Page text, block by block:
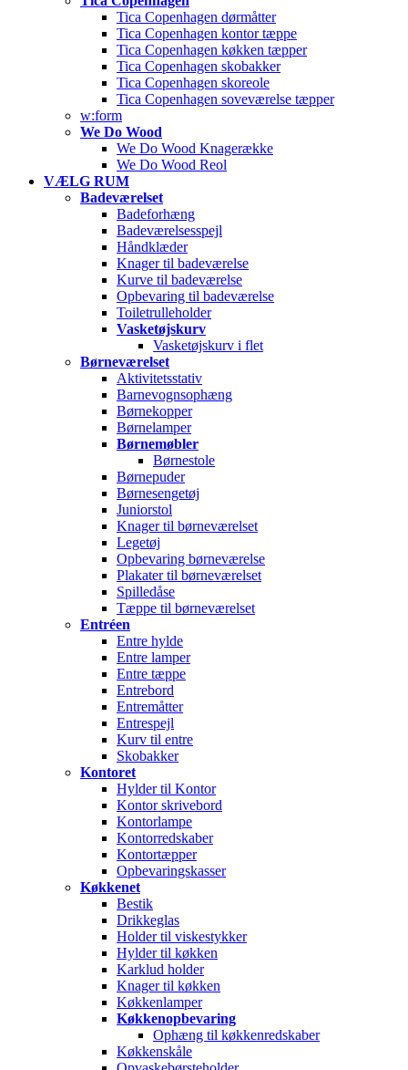
Tica Copenhagen dørmåtter
Tica Copenhagen kontor tæppe
Tica Copenhagen køkken tæpper
Tica Copenhagen skobakker
Tica Copenhagen skoreole
Tica Copenhagen soveværelse tæpper
w:form
We Do Wood
We Do Wood Knagerække
We Do Wood Reol
VÆLG RUM
Badeværelset
Badeforhæng
Badeværelsesspejl
Håndklæder
Knager til badeværelse
Kurve til badeværelse
Opbevaring til badeværelse
Toiletrulleholder
Vasketøjskurv
Vasketøjskurv i flet
Børneværelset
Aktivitetsstativ
Barnevognsophæng
Børnekopper
Børnelamper
Børnemøbler
Børnestole
Børnepuder
Børnesengetøj
Juniorstol
Knager til børneværelset
Legetøj
Opbevaring børneværelse
Plakater til børneværelset
Spilledåse
Tæppe til børneværelset
Entréen
Entre hylde
Entre lamper
Entre tæppe
Entrebord
Entremåtter
Entrespejl
Kurv til entre
Skobakker
Kontoret
Hylder til Kontor
Kontor skrivebord
Kontorlampe
Kontorredskaber
Kontortæpper
Opbevaringskasser
Køkkenet
Bestik
Drikkeglas
Holder til viskestykker
Hylder til køkken
Karklud holder
Knager til køkken
Køkkenlamper
Køkkenopbevaring
Ophæng til køkkenredskaber
Køkkenskåle